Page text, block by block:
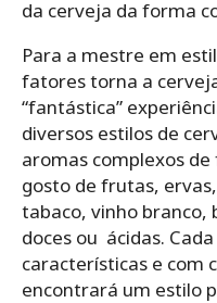
da cerveja da forma
Para a mestre em
fatores torna a
“fantástica”
diversos estilos de
aromas complexos
gosto de frutas,
tabaco, vinho branco,
doces ou ácidas.
características e com
encontrará um estilo